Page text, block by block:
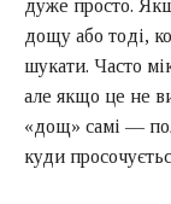
дуже просто.
дощу або тоді,
шукати. Часто
але якщо це не
«дощ» самі —
куди